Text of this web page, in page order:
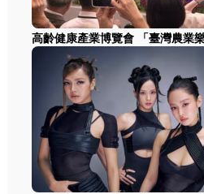
高齡健康產業博覽會 「臺灣農業